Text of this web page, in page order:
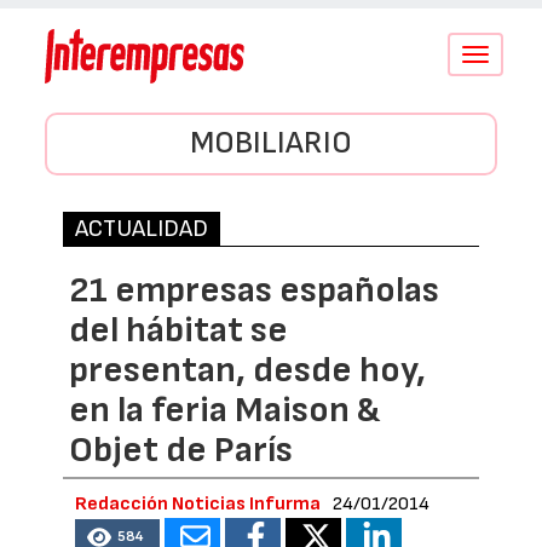
Conmutar
MOBILIARIO
ACTUALIDAD
21 empresas españolas
del hábitat se
presentan, desde hoy,
en la feria Maison &
Objet de París
Redacción Noticias Infurma 24/01/2014
584